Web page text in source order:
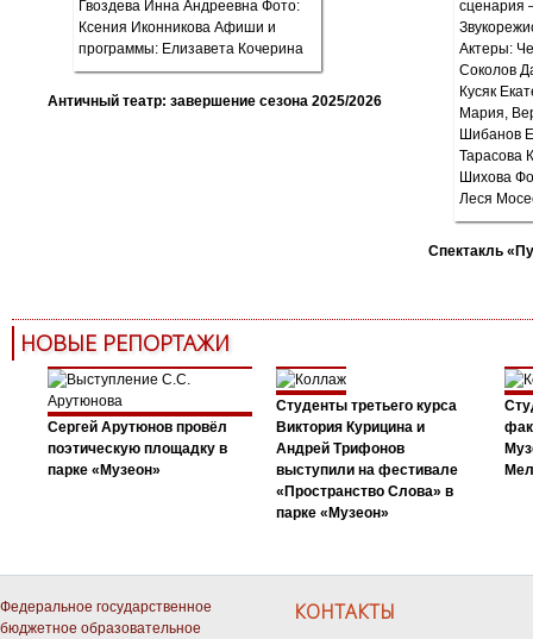
Античный театр: завершение сезона 2025/2026
Спектакль
НОВЫЕ РЕПОРТАЖИ
Сергей Арутюнов провёл
поэтическую площадку в
парке «Музеон»
Студенты третьего курса
Виктория Курицина и
Андрей Трифонов
выступили на фестивале
«Пространство Слова» в
парке «Музеон»
Федеральное государственное
бюджетное образовательное
КОНТАКТЫ